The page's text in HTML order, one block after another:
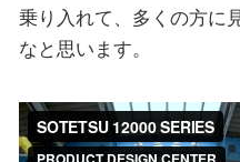
乗り入れて、多くの方に
なと思います。